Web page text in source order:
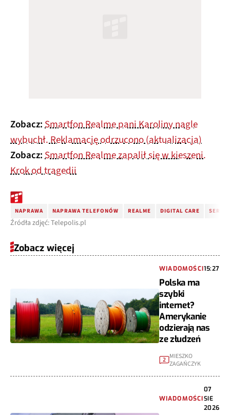
Zobacz:Smartfon Realme pani Karoliny nagle
wybuchł. Reklamację odrzucono (aktualizacja)
Zobacz:Smartfon Realme zapalił się w kieszeni.
Krok od tragedii
NAPRAWA NAPRAWA TELEFONÓW REALME DIGITAL CARE
Źródła zdjęć: Telepolis.pl
Zobacz więcej
WIADOMOŚCI15:27
Polska ma
szybki
internet?
Amerykanie
odzierają nas
ze złudzeń
2
MIESZKO
ZAGAŃCZYK
WIADOMOŚCI
07
SIE
2026